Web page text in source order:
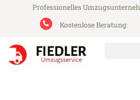
Professionelles
Kostenlose Beratung: